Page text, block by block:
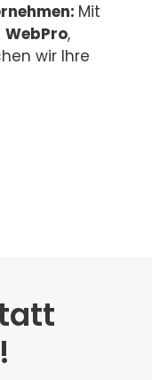
Mit
WebPro,
wir Ihre